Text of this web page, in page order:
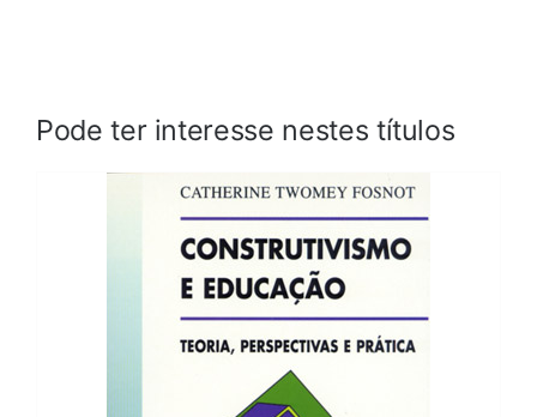
Pode ter interesse nestes títulos